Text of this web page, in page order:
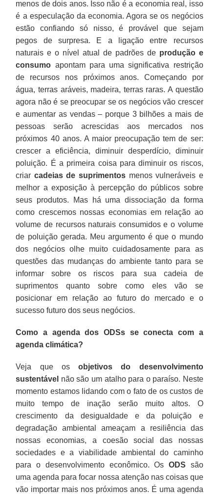
menos de dois anos. Isso não é a economia real, isso
é a especulação da economia. Agora se os negócios
estão confiando só nisso, é provável que sejam
pegos de surpresa. E a ligação entre recursos
naturais e o nível atual de padrões de produção e
consumo apontam para uma significativa restrição
de recursos nos próximos anos. Começando por
água, terras aráveis, madeira, terras raras. A questão
agora não é se preocupar se os negócios vão crescer
e aumentar as vendas – porque 3 bilhões a mais de
pessoas serão acrescidas aos mercados nos
próximos 40 anos. A maior preocupação tem de ser:
crescer a eficiência, diminuir desperdício, diminuir
poluição. É a primeira coisa para diminuir os riscos,
criar cadeias de suprimentos menos vulneráveis e
melhor a exposição à percepção do públicos sobre
seus produtos. Mas há uma dissociação da forma
como crescemos nossas economias em relação ao
volume de recursos naturais consumidos e o volume
de poluição gerada. Meu argumento é que o mundo
dos negócios olhe muito cuidadosamente para as
questões das mudanças do ambiente tanto para se
informar sobre os riscos para sua cadeia de
suprimentos quanto sobre como eles vão se
posicionar em relação ao futuro do mercado e o
sucesso futuro dos seus negócios.
Como a agenda dos ODSs se conecta com a
agenda climática?
Veja que osobjetivos do desenvolvimento
sustentável não são um atalho para o paraíso. Neste
momento estamos lidando com o fato de os custos de
muito tempo de inação serão muito altos. O
crescimento da desigualdade e da poluição e
degradação ambiental ameaçam a resiliência das
nossas economias, a coesão social das nossas
sociedades e a viabilidade ambiental do caminho
para o desenvolvimento econômico. Os ODS são
uma agenda para focar nossa atenção nas coisas que
vão importar mais nos próximos anos. É uma agenda